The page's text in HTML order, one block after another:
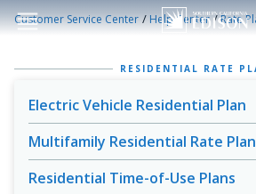
Skip to main content
Customer Service Center /Help Center /Rate
RESIDENTIAL RATE
Electric Vehicle Residential Plan
Multifamily Residential Rate Plan
Residential Time-of-Use Plans